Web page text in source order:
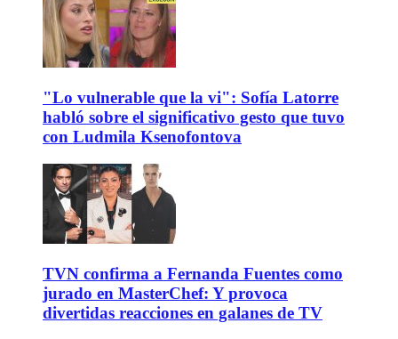
"Lo vulnerable que la vi": Sofía Latorre
habló sobre el significativo gesto que tuvo
con Ludmila Ksenofontova
TVN confirma a Fernanda Fuentes como
jurado en MasterChef: Y provoca
divertidas reacciones en galanes de TV